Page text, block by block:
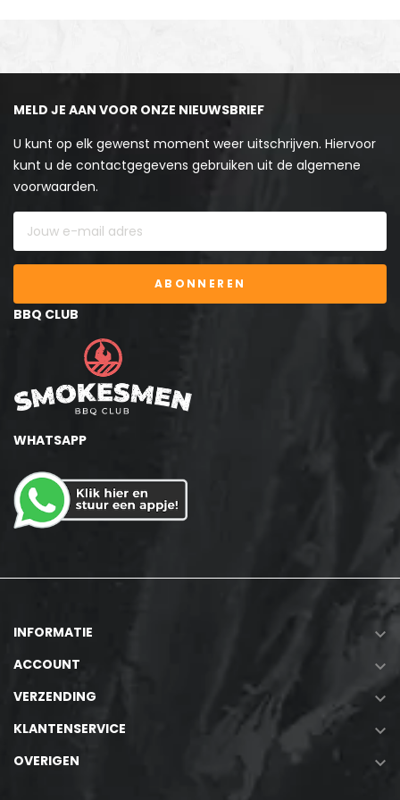
MELD JE AAN VOOR ONZE NIEUWSBRIEF
U kunt op elk gewenst moment weer uitschrijven. Hiervoor
kunt u de contactgegevens gebruiken uit de algemene
voorwaarden.
ABONNEREN
BBQ CLUB
WHATSAPP
INFORMATIE 
ACCOUNT 
VERZENDING 
KLANTENSERVICE 
OVERIGEN 